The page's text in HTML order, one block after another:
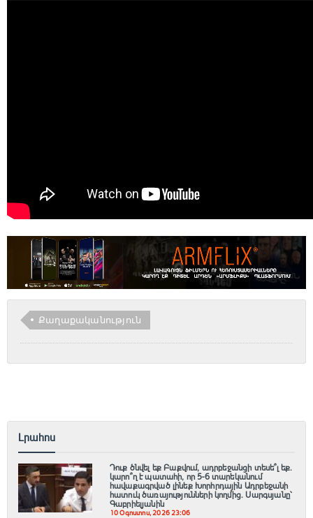
Քաղաքականություն
Լրահոս
Դուք ծնվել եք Բաքվում, ադրբեջանցի տեսե՞լ եք.
կարո՞ղ է պատահի, որ 5-6 տարեկանում
հավաքագրված լինեք Խորհրդային Ադրբեջանի
հատուկ ծառայությունների կողմից. Սարգսյանը՝
Գաբրիելյանին
10 Օգոստոս, 2026 23:06